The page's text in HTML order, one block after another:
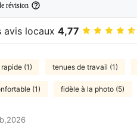
révision
avis locaux 4,77
(1) tenues de travail (1)
(1) fidèle à la photo (5)